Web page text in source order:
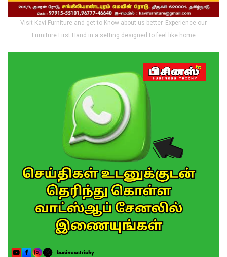
Visit Kavi Furniture and get to Know about us better. Experience our
Furniture First Hand in a setting designed to feel like home